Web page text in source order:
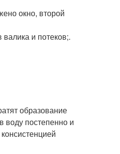
окно, второй
и потеков;.
образование
воду постепенно и